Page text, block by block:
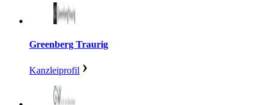
Greenberg Traurig
Kanzleiprofil